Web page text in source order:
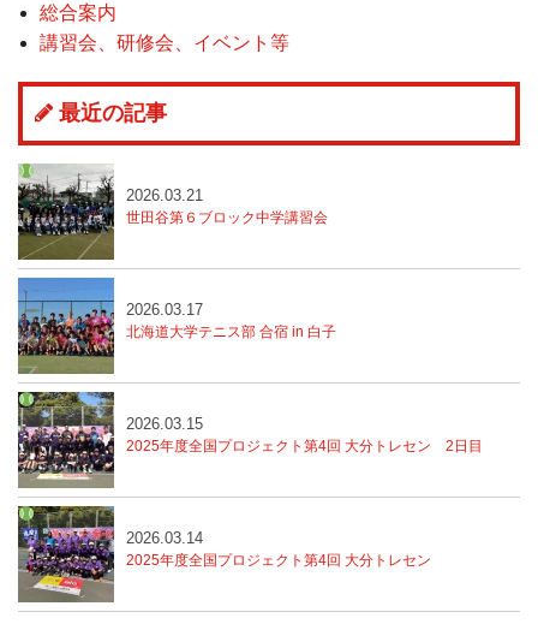
総合案内
講習会、研修会、イベント等
最近の記事
世田谷第６ブロック中学講習会
2026.03.21
北海道大学テニス部 合宿 in 白子
2026.03.17
2025年度全国プロジェクト第4回 大分トレセン 2日目
2026.03.15
2025年度全国プロジェクト第4回 大分トレセン
2026.03.14